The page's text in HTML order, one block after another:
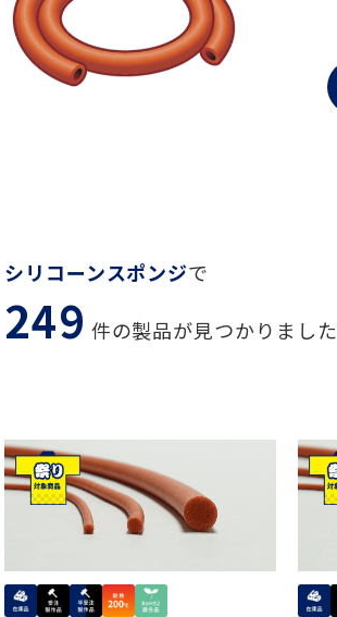
シリコーンスポンジで
249 件の製品が見つかりました